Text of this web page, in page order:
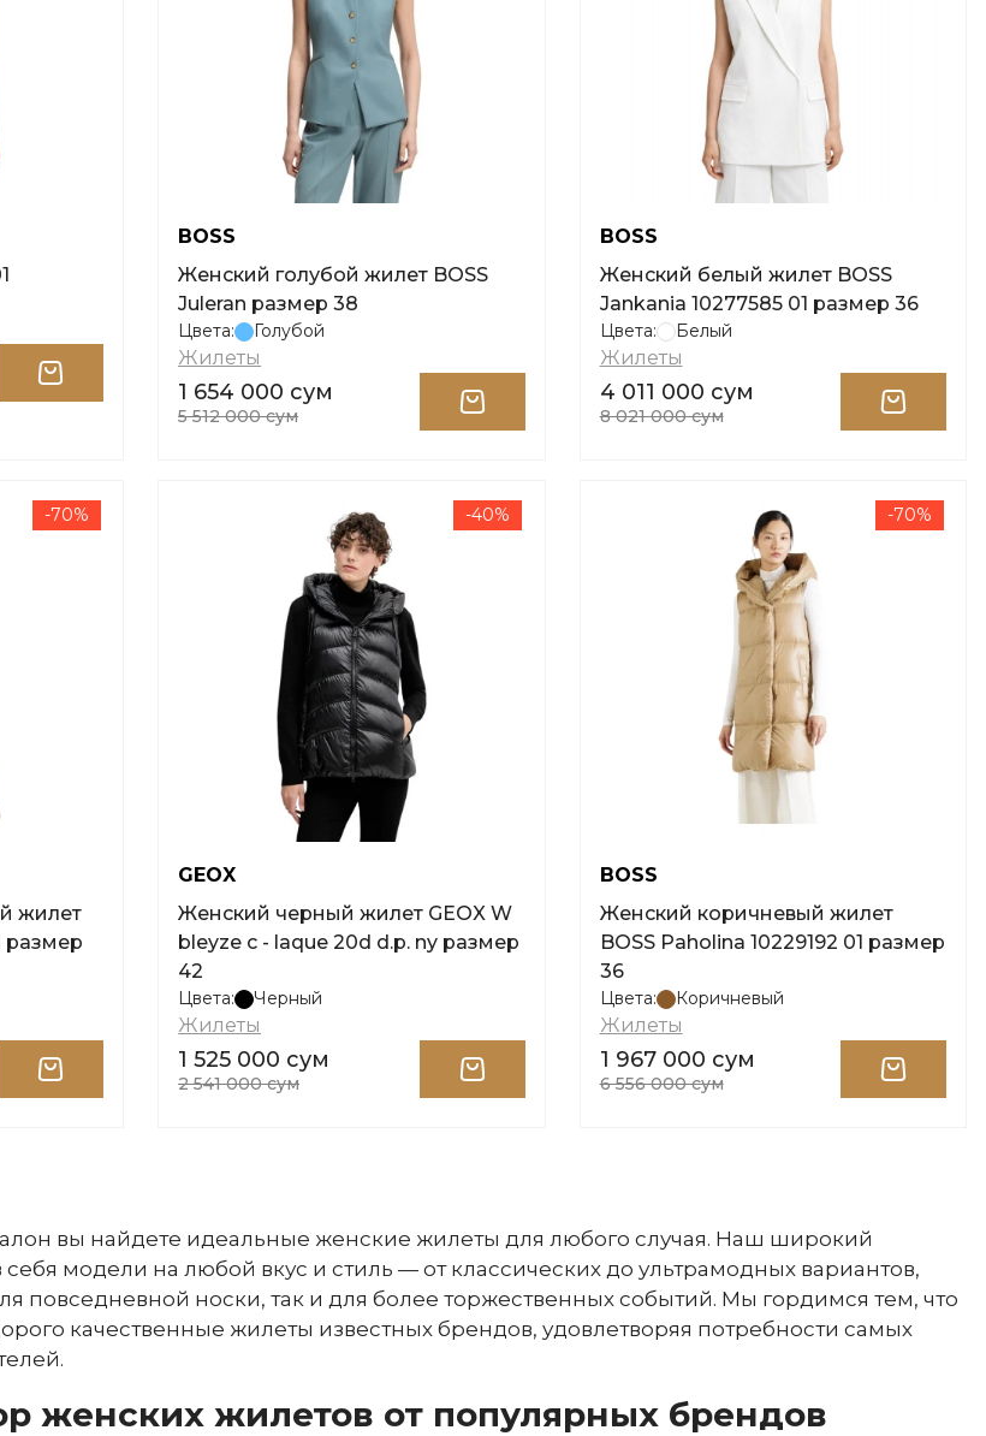
BOSS
Женский голубой жилет BOSS
Juleran размер 38
Цвета: Голубой
Жилеты
1 654 000 сум
5 512 000 сум
BOSS
Женский белый жилет BOSS
Jankania 10277585 01 размер 36
Цвета: Белый
Жилеты
4 011 000 сум
8 021 000 сум
-70%
жилет
размер
-40%
GEOX
Женский черный жилет GEOX W
bleyze c - laque 20d d.p. ny размер
42
Цвета: Черный
Жилеты
1 525 000 сум
2 541 000 сум
-70%
BOSS
Женский коричневый жилет
BOSS Paholina 10229192 01 размер
36
Цвета: Коричневый
Жилеты
1 967 000 сум
6 556 000 сум
вы найдете идеальные женские жилеты для любого случая. Наш широкий
модели на любой вкус и стиль — от классических до ультрамодных вариантов,
повседневной носки, так и для более торжественных событий. Мы гордимся тем, что
качественные жилеты известных брендов, удовлетворяя потребности самых
женских жилетов от популярных брендов